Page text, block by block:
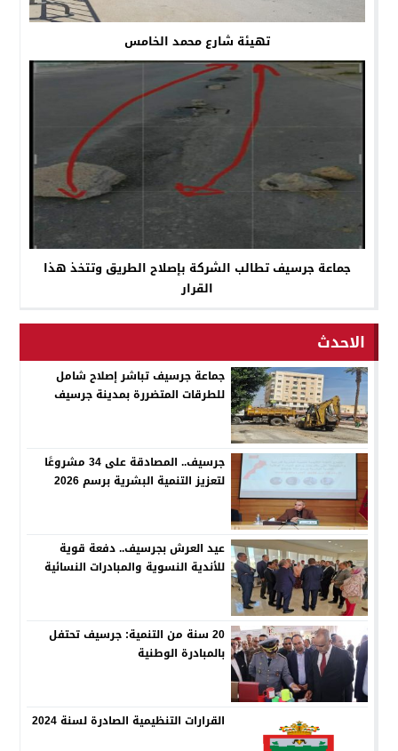
تهيئة شارع محمد الخامس
جماعة جرسيف تطالب الشركة بإصلاح الطريق وتتخذ هذا
القرار
الاحدث
جماعة جرسيف تباشر إصلاح شامل
للطرقات المتضررة بمدينة جرسيف
جرسيف.. المصادقة على 34 مشروعًا
لتعزيز التنمية البشرية برسم 2026
عيد العرش بجرسيف.. دفعة قوية
للأندية النسوية والمبادرات النسائية
20 سنة من التنمية: جرسيف تحتفل
بالمبادرة الوطنية
القرارات التنظيمية الصادرة لسنة 2024